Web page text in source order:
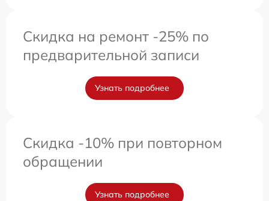
Скидка на ремонт -25% по
предварительной записи
Узнать подробнее
Скидка -10% при повторном
обращении
Узнать подробнее